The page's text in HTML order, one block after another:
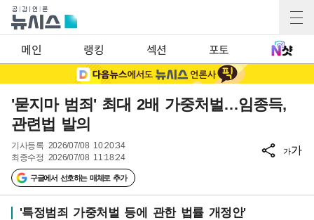
메인 랭킹 섹션 포토
'묻지마 범죄' 최대 2배 가중처벌…임종득,
관련법 발의
기사등록 2026/07/08 10:20:34
최종수정 2026/07/08 11:18:24
구글에서 선호하는 매체로 추가
가가
'특정범죄 가중처벌 등에 관한 법률 개정안'